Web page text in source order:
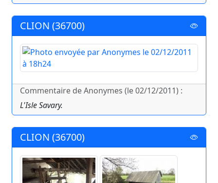
CLION (36700)
Commentaire de Anonymes (le 02/12/2011) :
L'Isle Savary.
CLION (36700)